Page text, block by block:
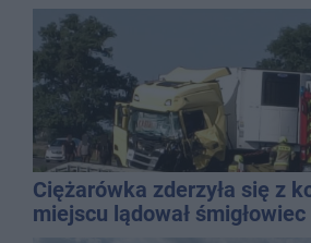
Ciężarówka zderzyła się z
miejscu lądował śmigłowiec